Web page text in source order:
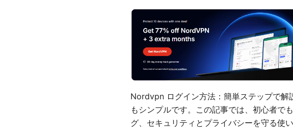
Nordvpn ログイン方法：簡単ステップで
もシンプルです。この記事では、初心者で
グ、セキュリティとプライバシーを守る使